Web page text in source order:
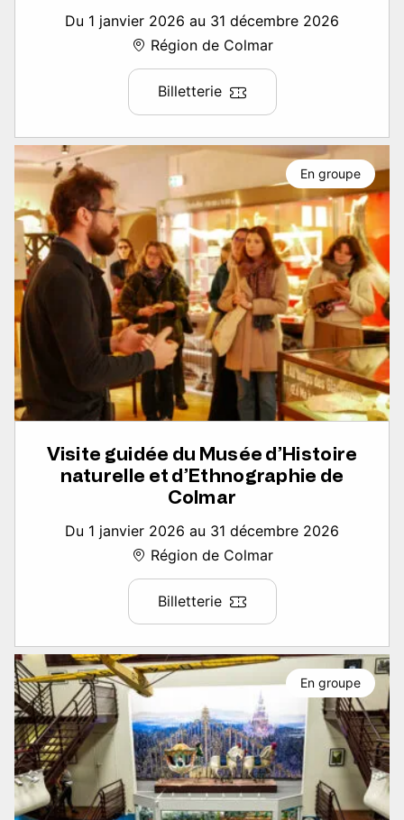
Du 1 janvier 2026 au 31 décembre 2026
Région de Colmar
Billetterie
Visite guidée du Musée d’Histoire
naturelle et d’Ethnographie de
Colmar
Du 1 janvier 2026 au 31 décembre 2026
Région de Colmar
Billetterie
En groupe
En groupe